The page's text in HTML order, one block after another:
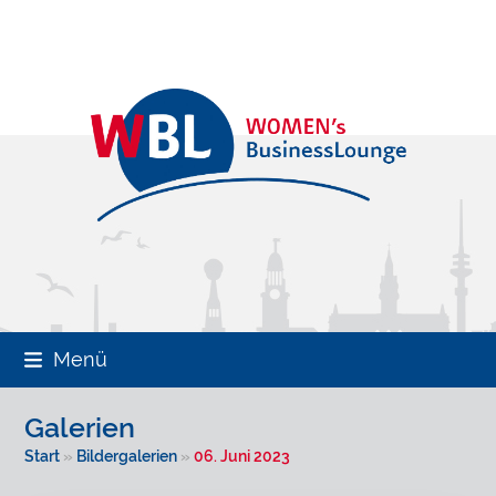
Menü
Galerien
Start » Bildergalerien »06. Juni 2023